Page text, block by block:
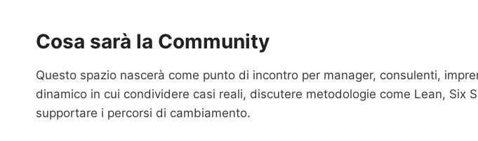
Cosa sarà la Community
Questo spazio nascerà come punto di incontro per manager, consulenti,
dinamico in cui condividere casi reali, discutere metodologie come Lean, Six
supportare i percorsi di cambiamento.